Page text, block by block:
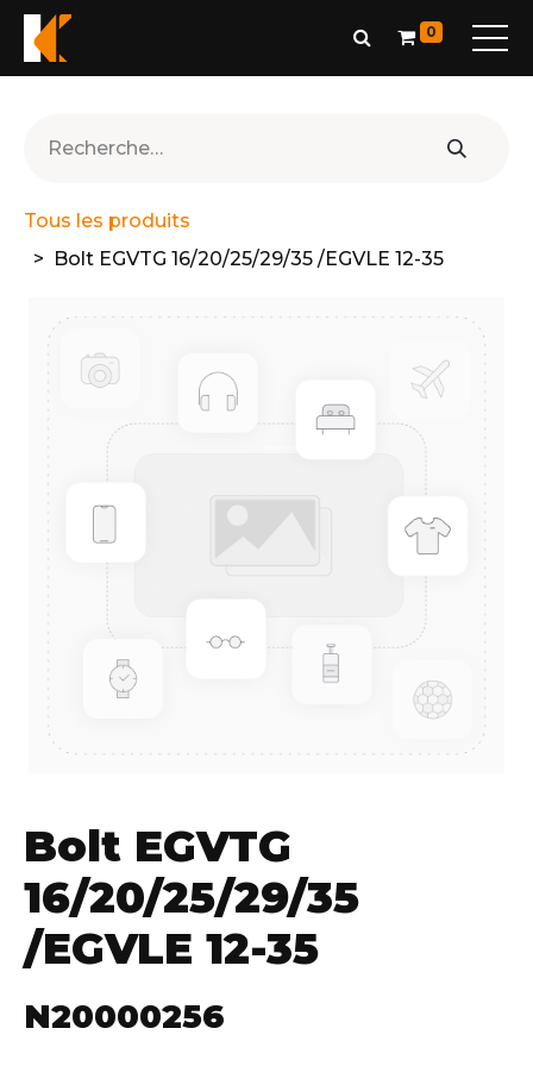
0
Tous les produits
Bolt EGVTG 16/20/25/29/35 /EGVLE 12-35
Bolt EGVTG
16/20/25/29/35
/EGVLE 12-35
N20000256